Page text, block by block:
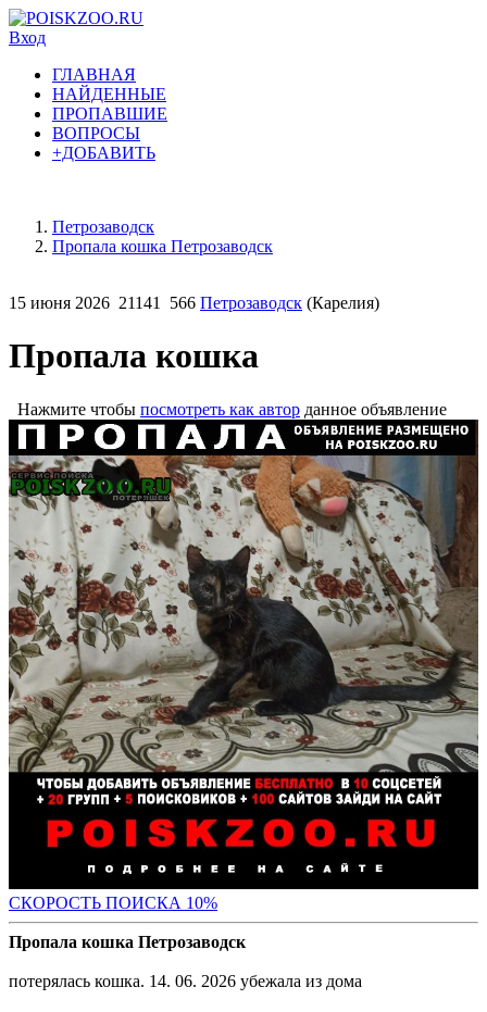
Вход
ГЛАВНАЯ
НАЙДЕННЫЕ
ПРОПАВШИЕ
ВОПРОСЫ
+ДОБАВИТЬ
Петрозаводск
Пропала кошка Петрозаводск
15 июня 2026 21141 566 Петрозаводск (Карелия)
Пропала кошка
Нажмите чтобы посмотреть как автор данное объявление
СКОРОСТЬ ПОИСКА 10%
Пропала кошка Петрозаводск
потерялась кошка. 14. 06. 2026 убежала из дома